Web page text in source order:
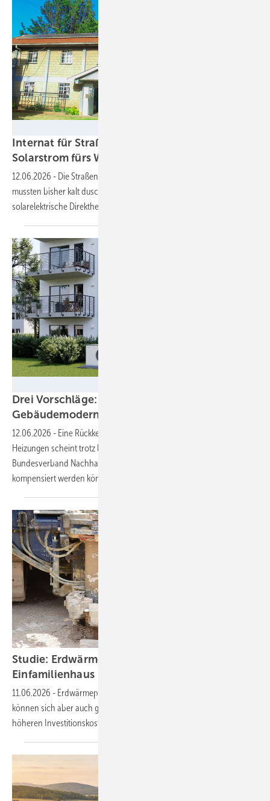
Internat für Straßenkinder in Nairobi nutzt
Solarstrom fürsWarmwasser
12.06.2026 - Die Straßenkinder eines Internatsgebäudes in Nairobi
mussten bisher kalt duschen. Das hat sich durch den Umstieg auf eine
solarelektrische Direktheizung
Drei Vorschläge: Ist das
Gebäudemodernisierungsgesetz zu
12.06.2026 - Eine Rückkehr zur 65-Prozent-Regel bei neuen
Heizungen scheint trotz lauter Kritik unwahrscheinlich. Der
Bundesverband Nachhaltige Wirtschaft hat Ideen, wie sie
kompensiert werden könnte.
Studie: Erdwärme ist wirtschaftlich – selbst im
Einfamilienhaus
11.06.2026 - Erdwärmepumpen sind preiswerter als Gaskessel,
können sich aber auch gegenüber Luftwärmepumpen behaupten. Die
höheren Investitionskosten sind schnell wieder